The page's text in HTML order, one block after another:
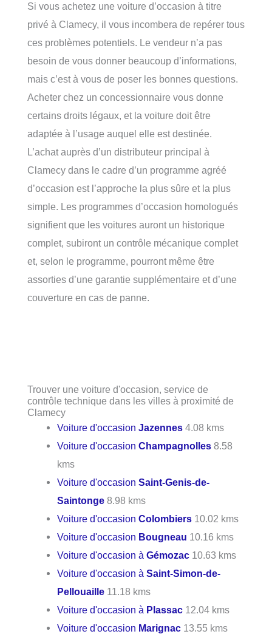
Si vous achetez une voiture d’occasion à titre
privé à Clamecy, il vous incombera de repérer tous
ces problèmes potentiels. Le vendeur n’a pas
besoin de vous donner beaucoup d’informations,
mais c’est à vous de poser les bonnes questions.
Acheter chez un concessionnaire vous donne
certains droits légaux, et la voiture doit être
adaptée à l’usage auquel elle est destinée.
L’achat auprès d’un distributeur principal à
Clamecy dans le cadre d’un programme agréé
d’occasion est l’approche la plus sûre et la plus
simple. Les programmes d’occasion homologués
signifient que les voitures auront un historique
complet, subiront un contrôle mécanique complet
et, selon le programme, pourront même être
assorties d’une garantie supplémentaire et d’une
couverture en cas de panne.
Trouver une voiture d'occasion, service de
contrôle technique dans les villes à proximité de
Clamecy
Voiture d'occasionJazennes 4.08 kms
Voiture d'occasionChampagnolles 8.58
kms
Voiture d'occasionSaint-Genis-de-
Saintonge 8.98 kms
Voiture d'occasionColombiers 10.02 kms
Voiture d'occasion Bougneau 10.16 kms
Voiture d'occasion àGémozac 10.63 kms
Voiture d'occasion àSaint-Simon-de-
Pellouaille 11.18 kms
Voiture d'occasion à Plassac 12.04 kms
Voiture d'occasion Marignac 13.55 kms